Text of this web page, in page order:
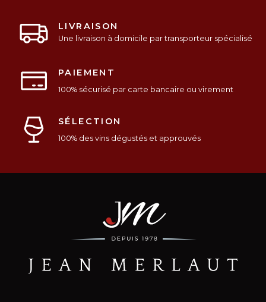
LIVRAISON
Une livraison à domicile par transporteur spécialisé
PAIEMENT
100% sécurisé par carte bancaire ou virement
SÉLECTION
100% des vins dégustés et approuvés